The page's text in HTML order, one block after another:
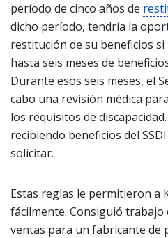
período de cinco años de
dicho período, tendría la
restitución de su beneficios
hasta seis meses de
Durante esos seis meses, el
cabo una revisión médica
los requisitos de
recibiendo beneficios del
solicitar.
Estas reglas le permitieron a
fácilmente. Consiguió
ventas para un fabricante de